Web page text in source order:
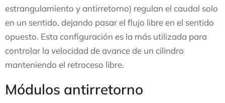
estrangulamiento y antirretorno) regulan el caudal solo
en un sentido, dejando pasar el flujo libre en el sentido
opuesto. Esta configuración es la más utilizada para
controlar la velocidad de avance de un cilindro
manteniendo el retroceso libre.
Módulos antirretorno